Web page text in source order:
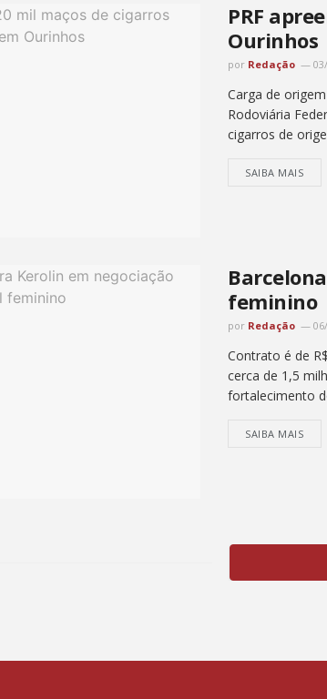
PRF
Ourinhos
por Redação
Carga de
Rodoviária
cigarros de
SAIBA MAIS
feminino
por Redação
Contrato é de
cerca de 1,5
fortalecimento
SAIBA MAIS